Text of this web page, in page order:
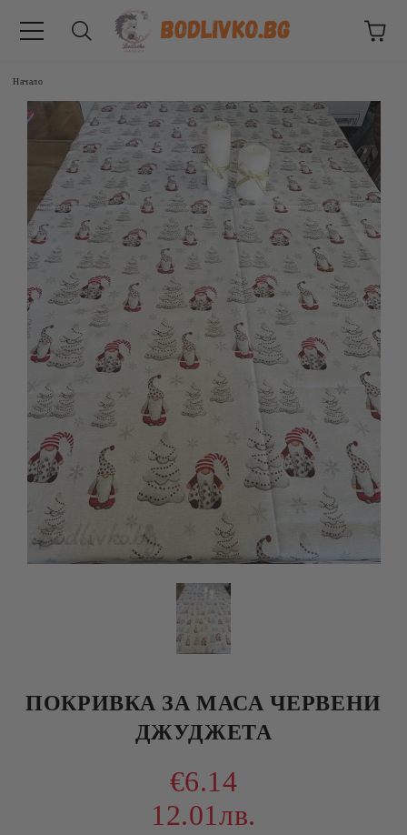
Начало
ПОКРИВКА ЗА МАСА ЧЕРВЕНИ
ДЖУДЖЕТА
€6.14
12.01лв.